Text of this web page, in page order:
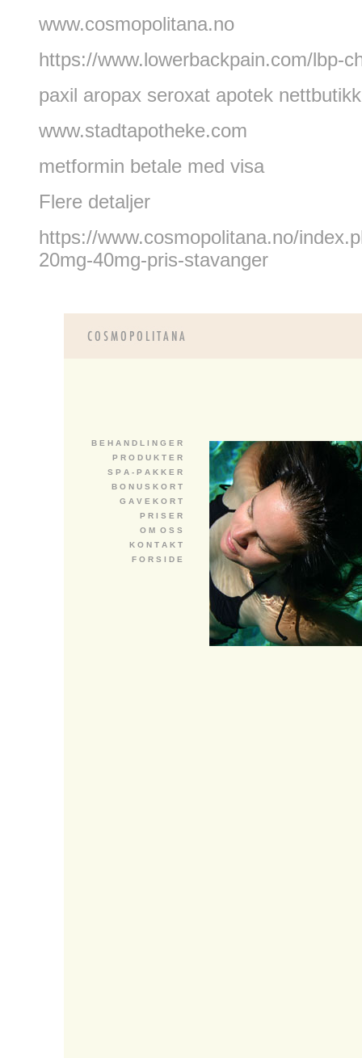
www.cosmopolitana.no
https://www.lowerbackpain.com/lbp-
paxil aropax seroxat apotek nettbutikk
www.stadtapotheke.com
metformin betale med visa
Flere detaljer
https://www.cosmopolitana.no/
20mg-40mg-pris-stavanger
B E H A N D L I N G E R
P R O D U K T E R
S P A - P A K K E R
B O N U S K O R T
G A V E K O R T
P R I S E R
O M O S S
K O N T A K T
F O R S I D E